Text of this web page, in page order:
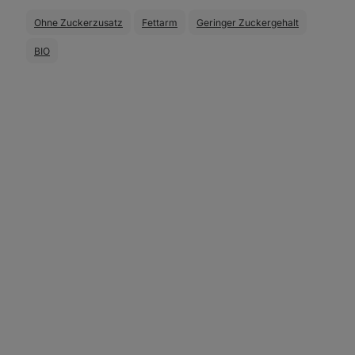
Ohne Zuckerzusatz Fettarm Geringer Zuckergehalt
BIO